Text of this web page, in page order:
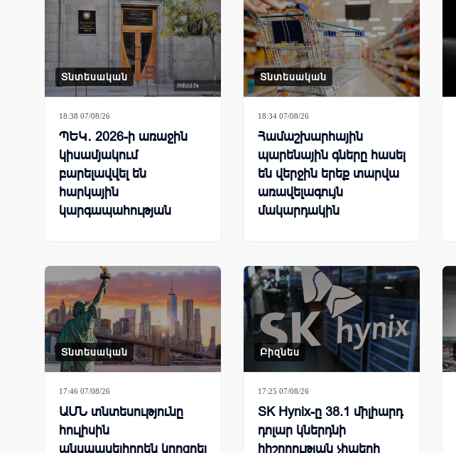
Տնտեսական
18:38 07/08/26
ՊԵԿ․ 2026-ի առաջին
կիսամյակում
բարելավվել են
հարկային
կարգապահության
Տնտեսական
18:34 07/08/26
Համաշխարհային
պարենային գները հասել
են վերջին երեք տարվա
առավելագույն
մակարդակին
Տնտեսական
17:46 07/08/26
ԱՄՆ տնտեսությունը
հուլիսին
անսպասելիորեն կորցրել
Բիզնես
17:25 07/08/26
SK Hynix-ը 38.1 միլիարդ
դոլար կներդնի
հիշողության չիպերի